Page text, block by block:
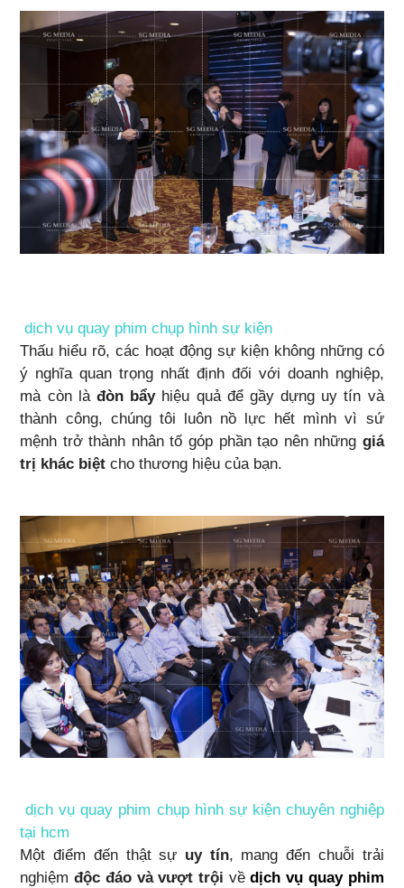
dịch vụ quay phim chụp hình sự kiện
Thấu hiểu rõ, các hoạt động sự kiện không những có
ý nghĩa quan trọng nhất định đối với doanh nghiệp,
mà còn là đòn bẩyhiệu quả để gầy dựng uy tín và
thành công, chúng tôi luôn nồ lực hết mình vì sứ
mệnh trở thành nhân tố góp phần tạo nên những giá
trị khác biệt cho thương hiệu của bạn.
dịch vụ quay phim chụp hình sự kiện chuyên nghiệp
tại hcm
Một điểm đến thật sự uy tín, mang đến chuỗi trải
nghiệmđộc đáo và vượt trội về dịch vụ quay phim